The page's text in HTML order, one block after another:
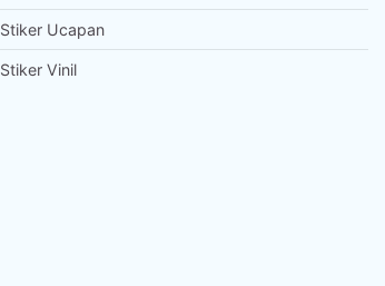
Stiker Ucapan
Stiker Vinil